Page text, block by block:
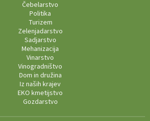
Čebelarstvo
Politika
Turizem
Zelenjadarstvo
Sadjarstvo
Mehanizacija
Vinarstvo
Vinogradništvo
Dom in družina
Iz naših krajev
EKO kmetijstvo
Gozdarstvo